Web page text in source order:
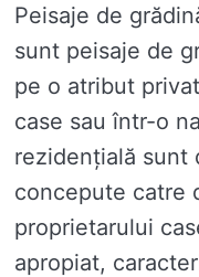
Peisaje de
sunt peisaje de
pe o atribut
case sau într-o
rezidențială sunt
concepute catre
proprietarului
apropiat,